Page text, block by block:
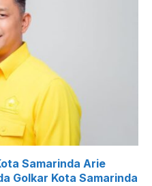
Samarinda Arie
Golkar Kota Samarinda